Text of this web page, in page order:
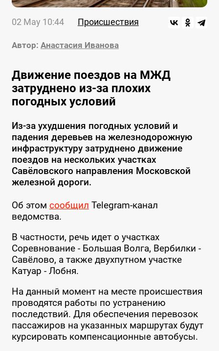
02 May 10:44 Происшествия
Автор: Анастасия Иванова
Движение поездов на МЖД
затруднено из-за плохих
погодных условий
Из-за ухудшения погодных условий и
падения деревьев на железнодорожную
инфраструктуру затруднено движение
поездов на нескольких участках
Савёловского направления Московской
железной дороги.
Об этом сообщил Telegram-канал
ведомства.
В частности, речь идет о участках
Соревнование - Большая Волга, Вербилки -
Савёлово, а также двухпутном участке
Катуар - Лобня.
На данный момент на месте происшествия
проводятся работы по устранению
последствий. Для обеспечения перевозок
пассажиров на указанных маршрутах будут
курсировать компенсационные автобусы.